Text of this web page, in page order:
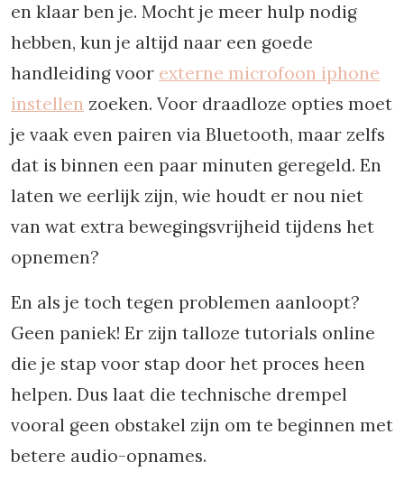
en klaar ben je. Mocht je meer hulp nodig
hebben, kun je altijd naar een goede
handleiding voor externe microfoon iphone
instellen zoeken. Voor draadloze opties moet
je vaak even pairen via Bluetooth, maar zelfs
dat is binnen een paar minuten geregeld. En
laten we eerlijk zijn, wie houdt er nou niet
van wat extra bewegingsvrijheid tijdens het
opnemen?
En als je toch tegen problemen aanloopt?
Geen paniek! Er zijn talloze tutorials online
die je stap voor stap door het proces heen
helpen. Dus laat die technische drempel
vooral geen obstakel zijn om te beginnen met
betere audio-opnames.